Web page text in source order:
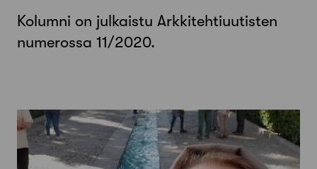
Kolumni on julkaistu Arkkitehtiuutisten
numerossa 11/2020.